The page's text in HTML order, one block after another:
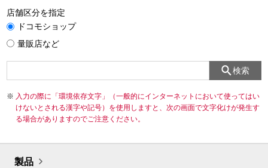
店舗区分を指定
ドコモショップ
量販店など
検索
入力の際に「環境依存文字」（一般的にインターネットにおいて使ってはい
けないとされる漢字や記号）を使用しますと、次の画面で文字化けが発生す
る場合がありますのでご注意ください。
製品